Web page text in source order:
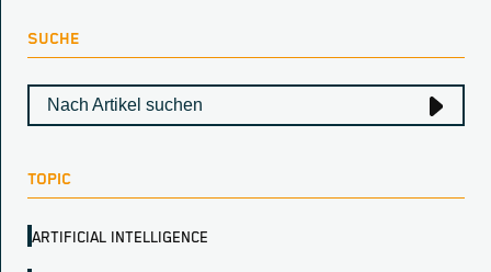
SUCHE
TOPIC
ARTIFICIAL INTELLIGENCE